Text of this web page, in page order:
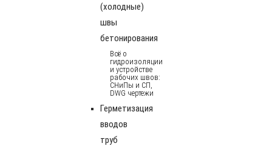
(холодные)
швы
бетонирования
Всё о
гидроизоляции
и устройстве
рабочих швов:
СНиПы и СП,
DWG чертежи
Герметизация
вводов
труб